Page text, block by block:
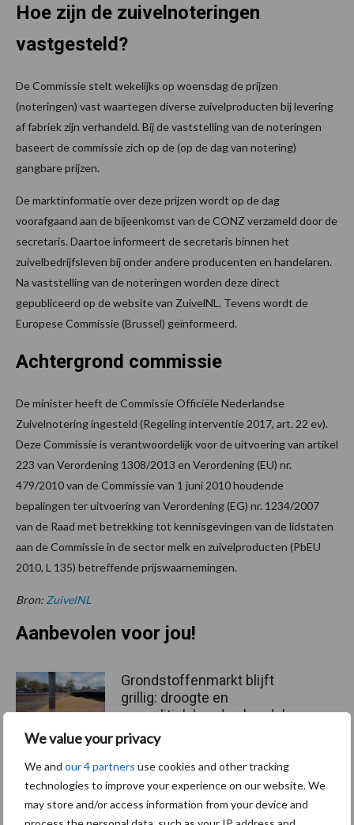
We value your privacy
We and our 4 partners use cookies and other tracking
technologies to improve your experience on our website. We
may store and/or access information from your device and
Hoe zijn de zuivelnoteringen
vastgesteld?
De Commissie stelt wekelijks op woensdag de prijzen
(noteringen) vast waartegen diverse zuivelproducten bij levering
af fabriek zijn verhandeld. Bij de vaststelling van de noteringen
baseert de commissie zich op de (op de dag van notering)
gangbare prijzen.
De marktinformatie over deze prijzen wordt op de dag
voorafgaand aan de bijeenkomst van de CONZ verzameld door de
secretaris. Daartoe informeert de secretaris binnen het
zuivelbedrijfsleven bij onder andere producenten en handelaren.
Na vaststelling van de noteringen worden deze direct
gepubliceerd op de website van ZuivelNL. Tevens wordt de
Europese Commissie (Brussel) geïnformeerd.
Achtergrond commissie
De minister heeft de Commissie Officiële Nederlandse
Zuivelnotering ingesteld (Regeling interventie 2017, art. 22 ev).
Deze Commissie is verantwoordelijk voor de uitvoering van artikel
223 van Verordening 1308/2013 en Verordening (EU) nr.
479/2010 van de Commissie van 1 juni 2010 houdende
bepalingen ter uitvoering van Verordening (EG) nr. 1234/2007
van de Raad met betrekking tot kennisgevingen van de lidstaten
aan de Commissie in de sector melk en zuivelproducten (PbEU
2010, L 135) betreffende prijswaarnemingen.
Bron: ZuivelNL
Aanbevolen voor jou!
Grondstoffenmarkt blijft
grillig: droogte en
geopolitiek houden handel
in de greep
De speenhuid: een vaak
onderschatte risicofactor
voor mastitis